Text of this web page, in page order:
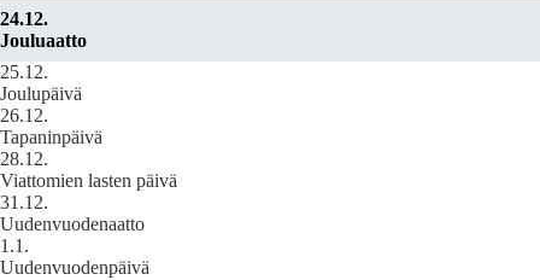
24.12.
Jouluaatto
25.12.
Joulupäivä
26.12.
Tapaninpäivä
28.12.
Viattomien lasten päivä
31.12.
Uudenvuodenaatto
1.1.
Uudenvuodenpäivä